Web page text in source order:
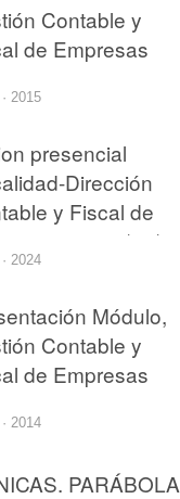
Contable y
de Empresas
2015
presencial
Dirección
y Fiscal de
23/04/
2024
Módulo,
Contable y
de Empresas
2014
PARÁBOLA